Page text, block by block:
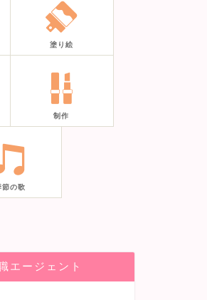
塗り絵
制作
節の歌
エージェント